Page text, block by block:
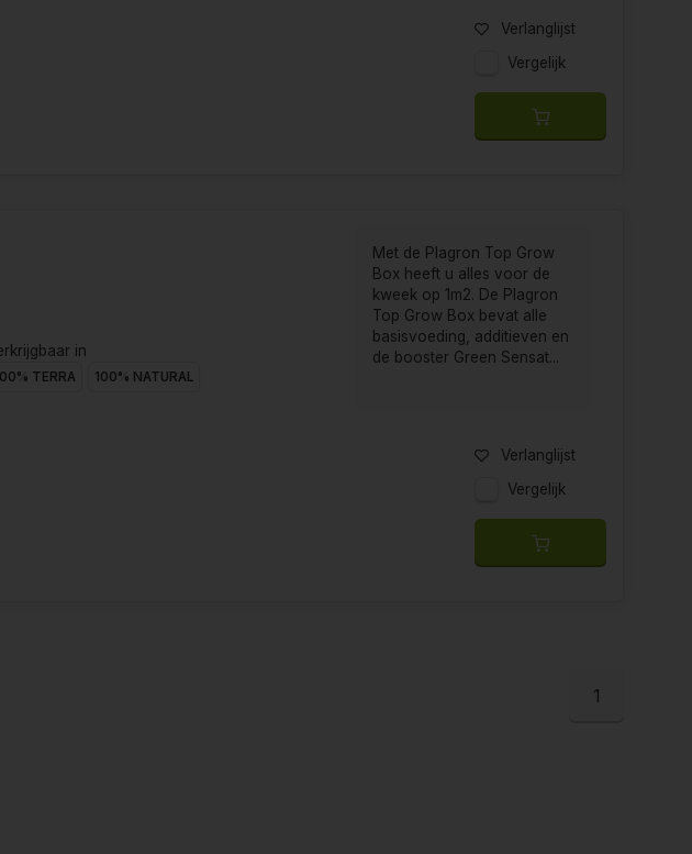
Verlanglijst
Vergelijk
in
TERRA 100% NATURAL
Met de Plagron Top Grow
Box heeft u alles voor de
kweek op 1m2. De Plagron
Top Grow Box bevat alle
basisvoeding, additieven en
de booster Green Sensat...
Verlanglijst
Vergelijk
1